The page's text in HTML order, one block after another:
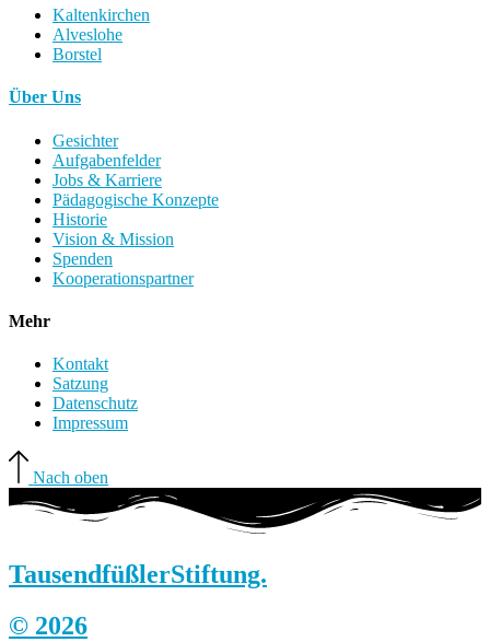
Kaltenkirchen
Alveslohe
Borstel
Über Uns
Gesichter
Aufgabenfelder
Jobs & Karriere
Pädagogische Konzepte
Historie
Vision & Mission
Spenden
Kooperationspartner
Mehr
Kontakt
Satzung
Datenschutz
Impressum
Nach oben
TausendfüßlerStiftung.
© 2026